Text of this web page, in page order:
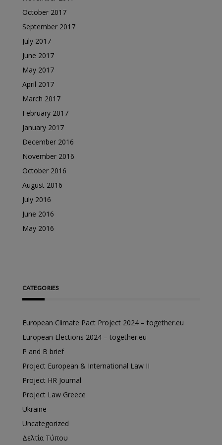
October 2017
September 2017
July 2017
June 2017
May 2017
April 2017
March 2017
February 2017
January 2017
December 2016
November 2016
October 2016
August 2016
July 2016
June 2016
May 2016
CATEGORIES
European Climate Pact Project 2024 – together.eu
European Elections 2024 – together.eu
P and B brief
Project European & International Law II
Project HR Journal
Project Law Greece
Ukraine
Uncategorized
Δελτία Τύπου